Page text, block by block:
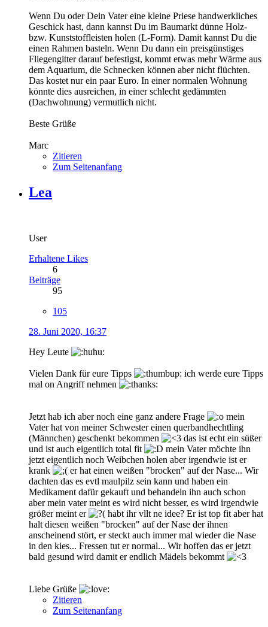
Wenn Du oder Dein Vater eine kleine Priese handwerkliches
Geschick hast, dann kannst Du im Baumarkt dünne Holz-
bzw. Kunststoffleisten holen (L-Form). Damit kannst Du die
einen Rahmen basteln. Wenn Du dann ein preisgünstiges
Fliegengitter darauf befestigst, kommt etwas mehr Wärme aus
dem Aquarium, die Schnecken können aber nicht flüchten.
Das kostet nur ein paar Euro. In einer normalen Wohnung
könnte dies ausreichen, in einer schlecht gedämmten
(Dachwohnung) vermutlich nicht.
Beste Grüße
Marc
Zitieren
Zum Seitenanfang
Lea
User
Erhaltene Likes
6
Beiträge
95
105
28. Juni 2020, 16:37
Hey Leute
Vielen Dank für eure Tipps
ich werde eure Tipps
mal on Angriff nehmen
Jetzt hab ich aber noch eine ganz andere Frage
mein
Vater hat von meiner Schwester einen querbandhechtling
(Männchen) geschenkt bekommen
das ist echt ein süßer
und ist auch eigentlich total fit
mein Vater möchte ihn
jetzt eigentlich noch Weibchen holen aber irgendwie ist er
krank
er hat einen weißen "brocken" auf der Nase... Wir
dachten das es evtl maulpilz sein kann und haben ein
Medikament dafür gekauft und behandeln ihn auch schon
aber mein vater meint es wird nicht besser, es wird irgendwie
größer meint er
habt ihr vllt ne idee? Er ist top fit aber hat
halt diesen weißen "brocken" auf der Nase der ihnen
anscheinend stört, er steckt auch immer mal wieder die Nase
in den kies... Fressen tut er normal... Wir hoffen das er jetzt
bald gesund wird damit er endlich Mädels bekommt
Liebe Grüße
Zitieren
Zum Seitenanfang